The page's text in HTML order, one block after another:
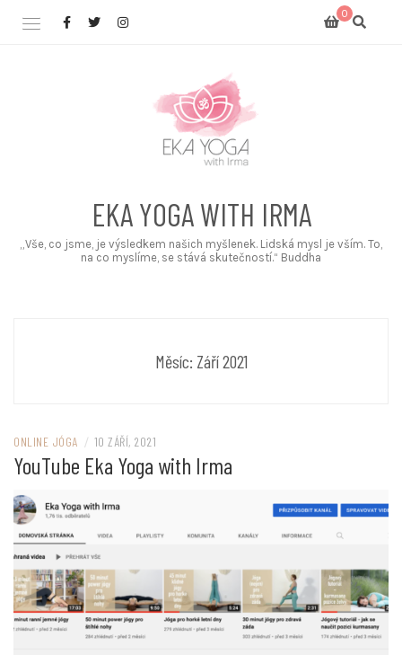
0
EKA YOGA WITH IRMA
„Vše, co jsme, je výsledkem našich myšlenek. Lidská mysl je vším. To,
na co myslíme, se stává skutečností.“ Buddha
Měsíc: Září 2021
ONLINE JÓGA / 10 ZÁŘÍ, 2021
YouTube Eka Yoga with Irma